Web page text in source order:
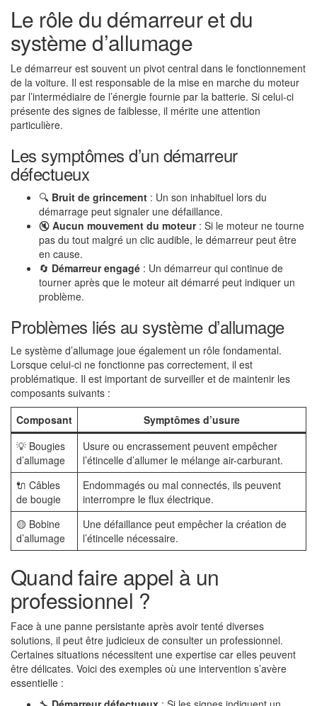
Le rôle du démarreur et du
système d’allumage
Le démarreur est souvent un pivot central dans le fonctionnement
de la voiture. Il est responsable de la mise en marche du moteur
par l’intermédiaire de l’énergie fournie par la batterie. Si celui-ci
présente des signes de faiblesse, il mérite une attention
particulière.
Les symptômes d’un démarreur
défectueux
🔍 Bruit de grincement : Un son inhabituel lors du
démarrage peut signaler une défaillance.
🔇 Aucun mouvement du moteur: Si le moteur ne tourne
pas du tout malgré un clic audible, le démarreur peut être
en cause.
🔄 Démarreur engagé : Un démarreur qui continue de
tourner après que le moteur ait démarré peut indiquer un
problème.
Problèmes liés au système d’allumage
Le système d’allumage joue également un rôle fondamental.
Lorsque celui-ci ne fonctionne pas correctement, il est
problématique. Il est important de surveiller et de maintenir les
composants suivants :
Composant
Symptômes d’usure
💡 Bougies
d’allumage
Usure ou encrassement peuvent empêcher
l’étincelle d’allumer le mélange air-carburant.
🔌 Câbles
de bougie
Endommagés ou mal connectés, ils peuvent
interrompre le flux électrique.
🟡 Bobine
d’allumage
Une défaillance peut empêcher la création de
l’étincelle nécessaire.
Quand faire appel à un
professionnel ?
Face à une panne persistante après avoir tenté diverses
solutions, il peut être judicieux de consulter un professionnel.
Certaines situations nécessitent une expertise car elles peuvent
être délicates. Voici des exemples où une intervention s’avère
essentielle :